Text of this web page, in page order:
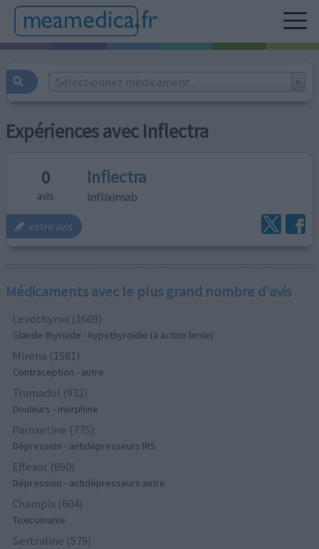
Sélectionnez médicament...
Expériences avec Inflectra
0
avis
Inflectra
infliximab
votre avis
Médicaments avec le plus grand nombre d'avis
Levothyrox (1669)
Glande thyroïde - hypothyroïdie (à action lente)
Mirena (1581)
Contraception - autre
Tramadol (932)
Douleurs - morphine
Paroxetine (775)
Dépression - antidépresseurs IRS
Effexor (690)
Dépression - antidépresseurs autre
Champix (604)
Toxicomanie
Sertraline (579)